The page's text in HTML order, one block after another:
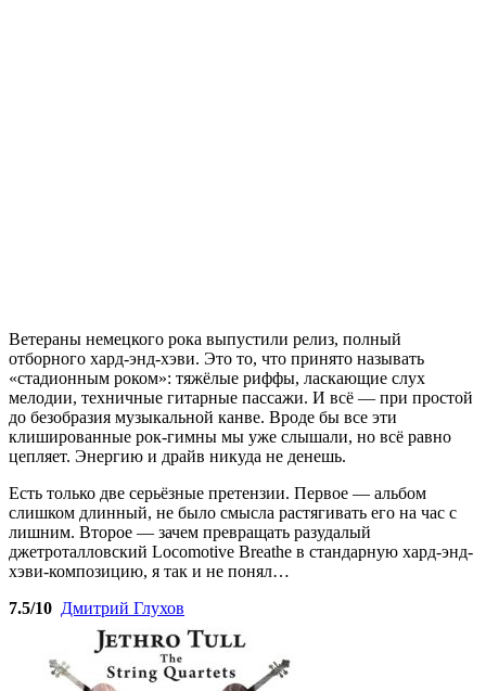
Ветераны немецкого рока выпустили релиз, полный
отборного хард-энд-хэви. Это то, что принято называть
«стадионным роком»: тяжёлые риффы, ласкающие слух
мелодии, техничные гитарные пассажи. И всё — при простой
до безобразия музыкальной канве. Вроде бы все эти
клишированные рок-гимны мы уже слышали, но всё равно
цепляет. Энергию и драйв никуда не денешь.
Есть только две серьёзные претензии. Первое — альбом
слишком длинный, не было смысла растягивать его на час с
лишним. Второе — зачем превращать разудалый
джетроталловский Locomotive Breathe в стандарную хард-энд-
хэви-композицию, я так и не понял…
7.5/10 Дмитрий Глухов